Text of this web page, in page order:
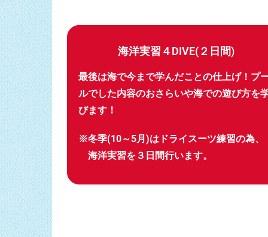
海洋実習４DIVE(２日間)
最後は海で今まで学んだことの仕上げ！ プ
ルでした内容のおさらいや海での遊び方を
びます！
※冬季(10～5月)はドライスーツ練習の為、
海洋実習を３日間行います。